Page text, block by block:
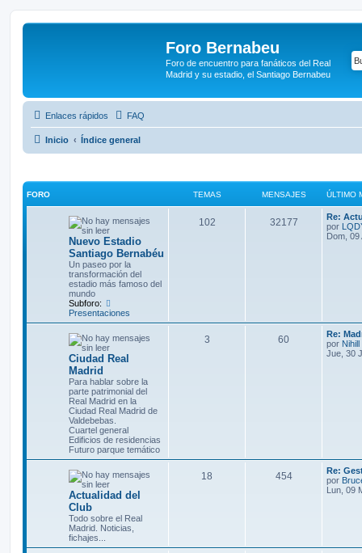
Foro Bernabeu
Foro de encuentro para fanáticos del Real
Madrid y su estadio, el Santiago Bernabeu
Enlaces rápidos FAQ
Inicio Índice general
FORO TEMAS MENSAJES ÚLTIMO
Nuevo Estadio
Santiago Bernabéu
Un paseo por la
transformación del
estadio más famoso del
mundo
Subforo:
Presentaciones
102 32177
Re:
por
Dom, 09
Ciudad Real
Madrid
Para hablar sobre la
parte patrimonial del
Real Madrid en la
Ciudad Real Madrid de
Valdebebas.
Cuartel general
Edificios de residencias
Futuro parque temático
3 60
Re:
por Nihill
Jue, 30
Actualidad del
Club
Todo sobre el Real
Madrid. Noticias,
fichajes...
18 454
Re:
por
Lun, 09